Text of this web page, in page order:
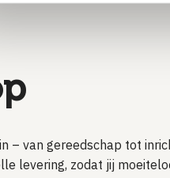
– van gereedschap tot
levering, zodat jij